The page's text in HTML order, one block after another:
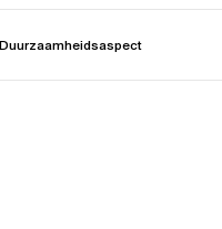
Duurzaamheidsaspect